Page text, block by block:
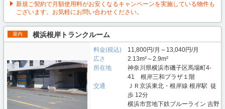
新規ご契約で月額使用料がお安くなるキャンペーンを実施している物件も
ございます。お気軽にお問い合わせください。
屋内 横浜根岸トランクルーム
料金(税込)
11,800円/月～13,040円/月
広さ
2.13m²～2.9m²
所在地
神奈川県横浜市磯子区馬場町4-
41 根岸三和プラザ１階
交通
ＪＲ京浜東北・根岸線 根岸駅 徒
歩 12分
横浜市営地下鉄ブルーライン 吉野